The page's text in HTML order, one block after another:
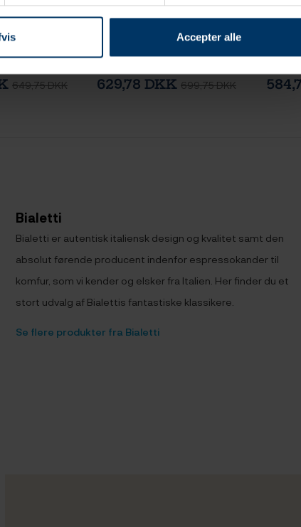
Accepter alle
21 cl 5 Stk
649,75 DKK
Club House Volcano Lattekop
28,5 cl 5 Stk
629,78 DKK 699,75 DKK
Club
5 Stk
Bialetti
Bialetti er autentisk italiensk design og kvalitet samt den
absolut førende producent indenfor espressokander til
komfur, som vi kender og elsker fra Italien. Her finder du et
stort udvalg af Bialettis fantastiske klassikere.
Se flere produkter fra Bialetti